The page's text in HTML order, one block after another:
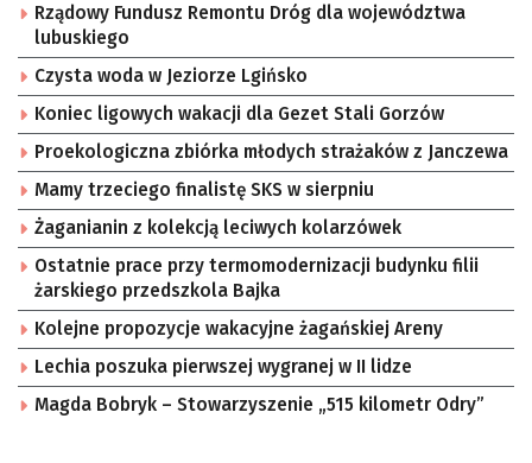
Rządowy Fundusz Remontu Dróg dla województwa
lubuskiego
Czysta woda w Jeziorze Lgińsko
Koniec ligowych wakacji dla Gezet Stali Gorzów
Proekologiczna zbiórka młodych strażaków z Janczewa
Mamy trzeciego finalistę SKS w sierpniu
Żaganianin z kolekcją leciwych kolarzówek
Ostatnie prace przy termomodernizacji budynku filii
żarskiego przedszkola Bajka
Kolejne propozycje wakacyjne żagańskiej Areny
Lechia poszuka pierwszej wygranej w II lidze
Magda Bobryk – Stowarzyszenie „515 kilometr Odry”